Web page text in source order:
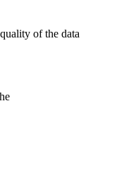
of the data